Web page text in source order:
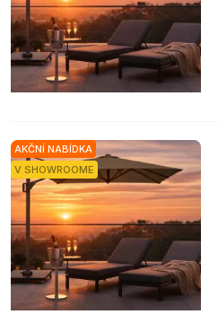
AKČNÍ NABÍDKA
V SHOWROOME